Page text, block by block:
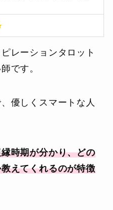
レーションタロット
です。
優しくスマートな人
時期が分かり、どの
えてくれるのが特徴